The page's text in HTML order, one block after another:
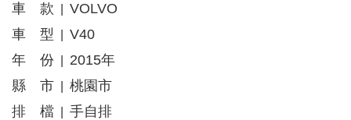
車 款
VOLVO
車 型
V40
年 份
2015年
縣 市
桃園市
排 檔
手自排